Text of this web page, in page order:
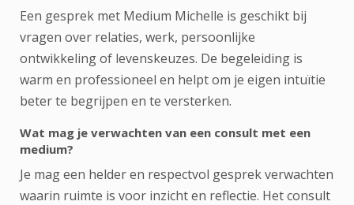
Een gesprek met Medium Michelle is geschikt bij
vragen over relaties, werk, persoonlijke
ontwikkeling of levenskeuzes. De begeleiding is
warm en professioneel en helpt om je eigen intuïtie
beter te begrijpen en te versterken.
Wat mag je verwachten van een consult met een
medium?
Je mag een helder en respectvol gesprek verwachten
waarin ruimte is voor inzicht en reflectie. Het consult